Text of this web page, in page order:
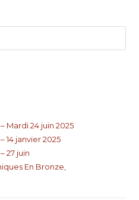
Mardi 24 juin 2025
14 janvier 2025
27 juin
En Bronze,